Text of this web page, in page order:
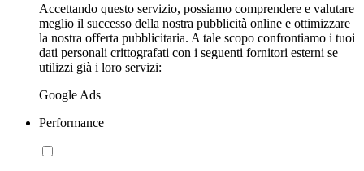
Accettando questo servizio, possiamo comprendere e valutare
meglio il successo della nostra pubblicità online e ottimizzare
la nostra offerta pubblicitaria. A tale scopo confrontiamo i tuoi
dati personali crittografati con i seguenti fornitori esterni se
utilizzi già i loro servizi:
Google Ads
Performance